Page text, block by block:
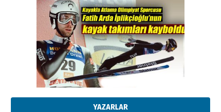
YAZARLAR
Kenan GÜLERCİ
Metin Külünk: Aileyi Korumak
11 Mayıs 2026 Pazartesi